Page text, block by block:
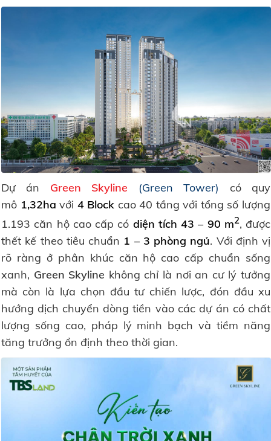
Dự án Green Skyline (Green Tower) có quy
mô 1,32ha với 4 Block cao 40 tầng với tổng số lượng
1.193 căn hộ cao cấp có diện tích 43 – 90 m2, được
thết kế theo tiêu chuẩn 1 – 3 phòng ngủ. Với định vị
rõ ràng ở phân khúc căn hộ cao cấp chuẩn sống
xanh, Green Skyline không chỉ là nơi an cư lý tưởng
mà còn là lựa chọn đầu tư chiến lược, đón đầu xu
hướng dịch chuyển dòng tiền vào các dự án có chất
lượng sống cao, pháp lý minh bạch và tiềm năng
tăng trưởng ổn định theo thời gian.